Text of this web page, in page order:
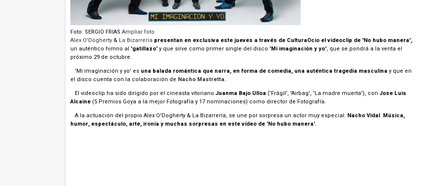
Foto: SERGIO FRIAS Ampliar foto
Alex O'Dogherty & La Bizarrería presentan en exclusiva este jueves a través de CulturaOcio el videoclip de 'No hubo manera',
un auténtico himno al 'gatillazo'y que sirve como primer single del disco 'Mi imaginación y yo', que se pondrá a la venta el
próximo 29 de octubre.
'Mi imaginación y yo' es una balada romántica que narra, en forma de comedia, una auténtica tragedia masculina y que en
el disco cuenta con la colaboración de Nacho Mastretta.
El videoclip ha sido dirigido por el cineasta vitoriano Juanma Bajo Ulloa ('Frágil', 'Airbag', 'La madre muerta'), con Jose Luis
Alcaine (5 Premios Goya a la mejor Fotografía y 17 nominaciones) como director de Fotografía.
A la actuación del propio Alex O'Dogherty & La Bizarrería, se une por sorpresa un actor muy especial: Nacho Vidal. Música,
humor, espectáculo, arte, ironía y muchas sorpresas en este vídeo de 'No hubo manera'.